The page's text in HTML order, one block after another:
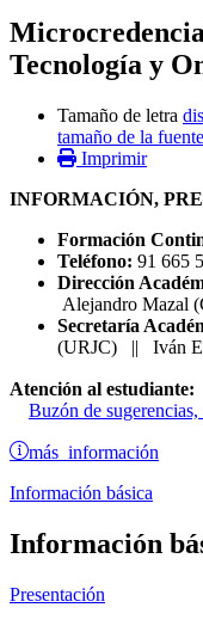
Tecnología y
Tamaño de letra
tamaño de la fuente
Imprimir
INFORMACIÓN,
Formación
Teléfono: 91 665
Dirección
Alejandro Mazal
Secretaría
(URJC) || Iván
Atención al estudiante:
Buzón de
más información
Información básica
Información
Presentación